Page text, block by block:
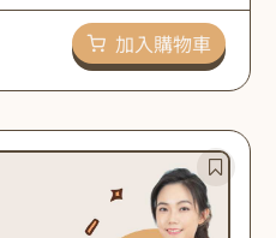
加入購物車